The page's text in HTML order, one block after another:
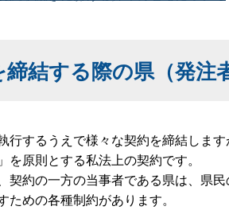
締結する際の県（発注
行するうえで様々な契約を締結しま
を原則とする私法上の契約です。
契約の一方の当事者である県は、県
ための各種制約があります。